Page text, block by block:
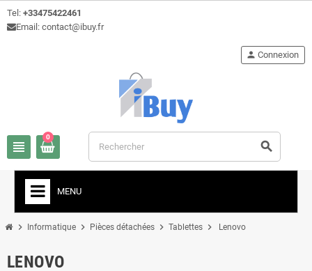
Tel: +33475422461
Email: contact@ibuy.fr
view_headline
person Connexion
0
search
MENU
chevron_right Informatique chevron_right Pièces détachées chevron_right Tablettes chevron_right Lenovo
LENOVO